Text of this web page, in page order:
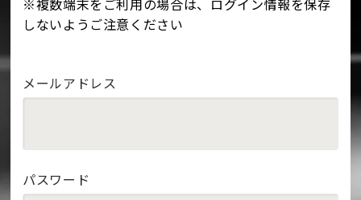
※複数端末をご利用の場合は、ログイン情報を保存
しないようご注意ください
メールアドレス
パスワード